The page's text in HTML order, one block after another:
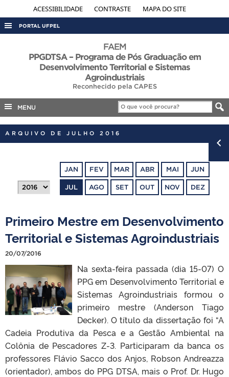
ACESSIBILIDADE CONTRASTE MAPA DO SITE
PORTAL UFPEL
AUDITORIA
INTERNACIONAL
TELEFONES
FAEM
PPGDTSA – Programa de Pós Graduação em
Desenvolvimento Territorial e Sistemas
Agroindustriais
Reconhecido pela CAPES
MENU
ARQUIVO DE JULHO 2016
JAN FEV MAR ABR MAI JUN
JUL AGO SET OUT NOV DEZ
Primeiro Mestre em Desenvolvimento
Territorial e Sistemas Agroindustriais
20/07/2016
Na sexta-feira passada (dia 15-07) O
PPG em Desenvolvimento Territorial e
Sistemas Agroindustriais formou o
primeiro mestre (Anderson Tiago
Decker). O título da dissertação foi “A
Cadeia Produtiva da Pesca e a Gestão Ambiental na
Colônia de Pescadores Z-3. Participaram da banca os
professores Flávio Sacco dos Anjos, Robson Andreazza
(orientador), ambos do PPG DTSA, mais o Prof. Dr. Hugo